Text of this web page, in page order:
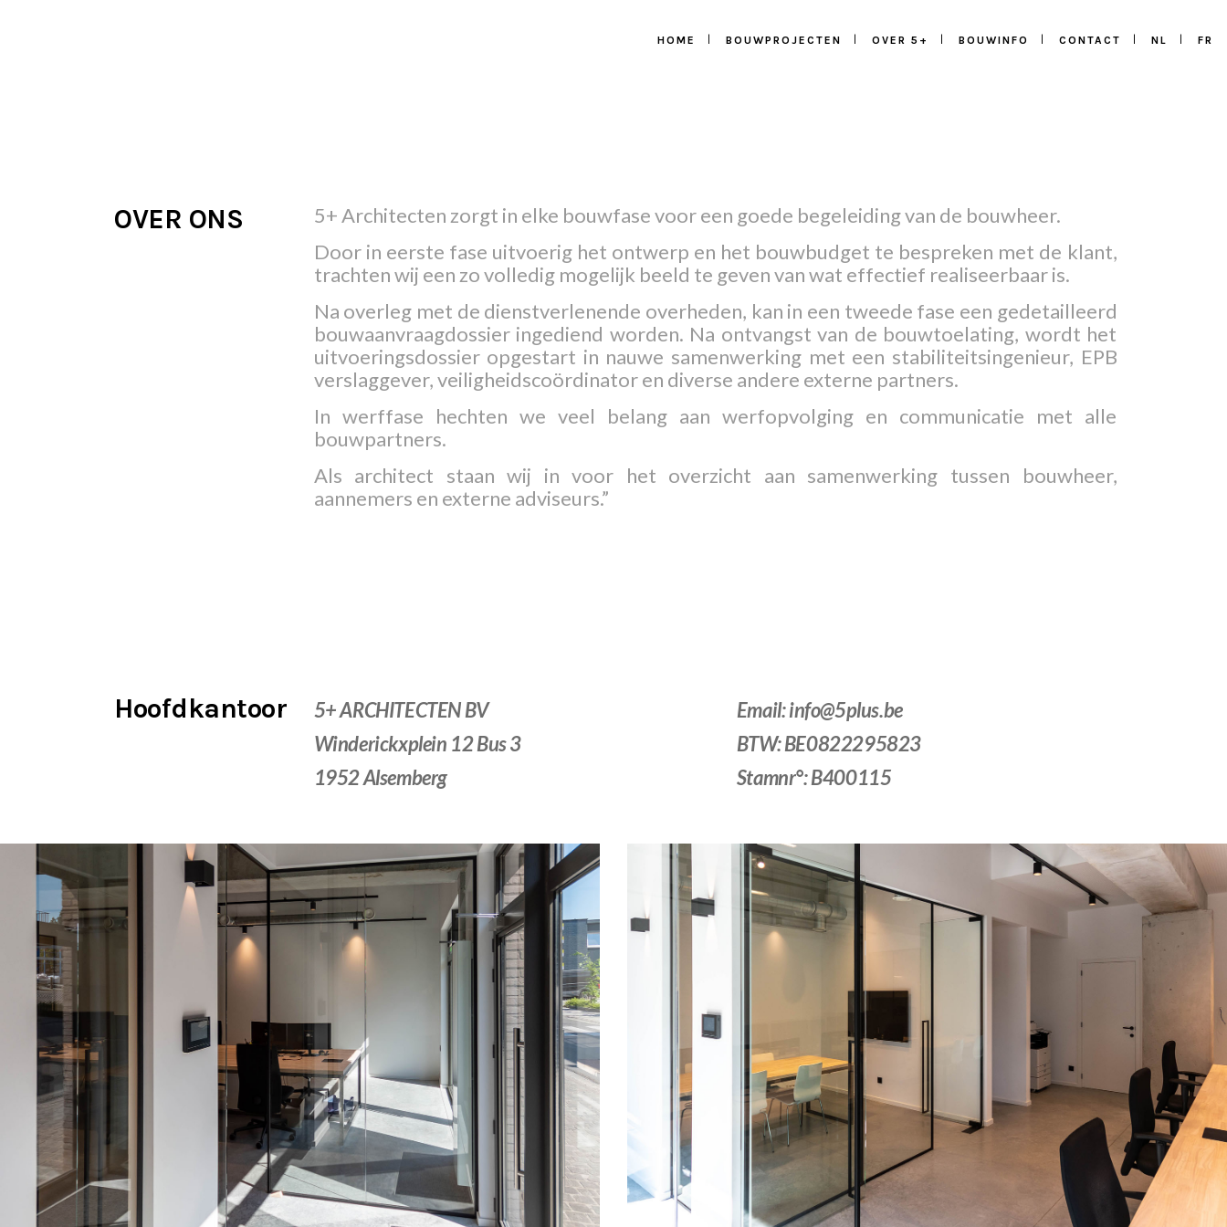
HOME BOUWPROJECTEN OVER 5+ BOUWINFO CONTACT NL FR
OVER ONS
5+ Architecten zorgt in elke bouwfase voor een goede begeleiding van de bouwheer.
Door in eerste fase uitvoerig het ontwerp en het bouwbudget te bespreken met de klant,
trachten wij een zo volledig mogelijk beeld te geven van wat effectief realiseerbaar is.
Na overleg met de dienstverlenende overheden, kan in een tweede fase een gedetailleerd
bouwaanvraagdossier ingediend worden. Na ontvangst van de bouwtoelating, wordt het
uitvoeringsdossier opgestart in nauwe samenwerking met een stabiliteitsingenieur, EPB
verslaggever, veiligheidscoördinator en diverse andere externe partners.
In werffase hechten we veel belang aan werfopvolging en communicatie met alle
bouwpartners.
Als architect staan wij in voor het overzicht aan samenwerking tussen bouwheer,
aannemers en externe adviseurs.”
Hoofdkantoor
5+ ARCHITECTEN BV
Winderickxplein 12 Bus 3
1952 Alsemberg
Email: info@5plus.be
BTW: BE0822295823
Stamnr°: B400115